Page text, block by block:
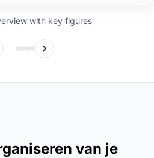
with key figures
van je